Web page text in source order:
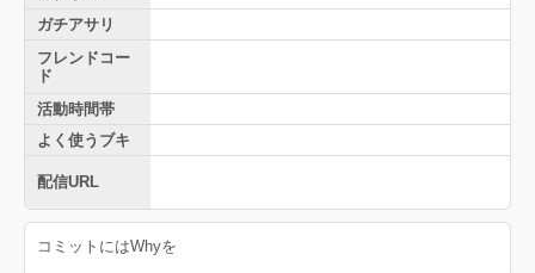
ガチアサリ
フレンドコー
ド
活動時間帯
よく使うブキ
配信URL
コミットにはWhyを